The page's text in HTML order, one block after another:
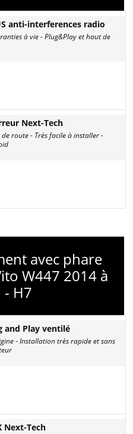
anti-interferences radio
à vie - Plug&Play et haut de
Next-Tech
route - Très facile à installer -
avec phare
W447 2014 à
- H7
and Play ventilé
- Installation très rapide et sans
Next-Tech